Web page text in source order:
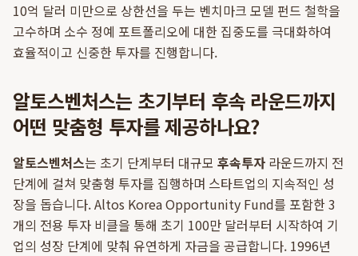
10억 달러 미만으로 상한선을 두는 벤치마크 모델 펀드 철학을
고수하며 소수 정예 포트폴리오에 대한 집중도를 극대화하여
효율적이고 신중한 투자를 진행합니다.
알토스벤처스는 초기부터 후속 라운드까지
어떤 맞춤형 투자를 제공하나요?
알토스벤처스는 초기 단계부터 대규모 후속투자 라운드까지 전
단계에 걸쳐 맞춤형 투자를 집행하며 스타트업의 지속적인 성
장을 돕습니다. Altos Korea Opportunity Fund를 포함한 3
개의 전용 투자 비클을 통해 초기 100만 달러부터 시작하여 기
업의 성장 단계에 맞춰 유연하게 자금을 공급합니다. 1996년